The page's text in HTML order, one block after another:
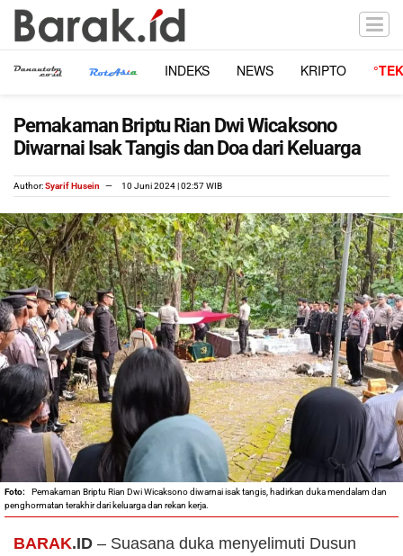
INDEKS NEWS KRIPTO
Pemakaman Briptu Rian Dwi Wicaksono
Diwarnai Isak Tangis dan Doa dari Keluarga
Author:Syarif Husein 10 Juni 2024 | 02:57 WIB
Pemakaman Briptu Rian Dwi Wicaksono diwarnai isak tangis, hadirkan duka mendalam dan
penghormatan terakhir dari keluarga dan rekan kerja.
BARAK.ID – Suasana duka menyelimuti Dusun